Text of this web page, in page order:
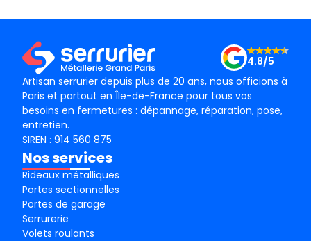
Artisan serrurier depuis plus de 20 ans, nous officions à
Paris et partout en Île-de-France pour tous vos
besoins en fermetures : dépannage, réparation, pose,
entretien.
4.8/5
SIREN : 914 560 875
Nos services
Rideaux métalliques
Portes sectionnelles
Portes de garage
Serrurerie
Volets roulants